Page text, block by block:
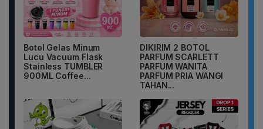
Botol Gelas Minum
Lucu Vacuum Flask
Stainless TUMBLER
900ML Coffee...
DIKIRIM 2 BOTOL
PARFUM SCARLETT
PARFUM WANITA
PARFUM PRIA WANGI
TAHAN...